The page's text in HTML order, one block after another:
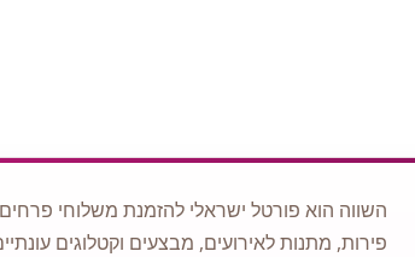
השווה הוא פורטל ישראלי להזמנת משלוחי
פירות, מתנות לאירועים, מבצעים וקטלוגים